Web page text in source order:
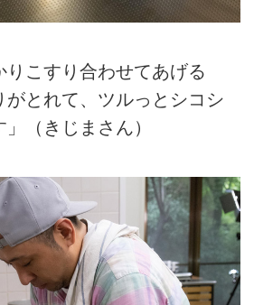
りこすり合わせてあげる
がとれて、ツルっとシコシ
（きじまさん）